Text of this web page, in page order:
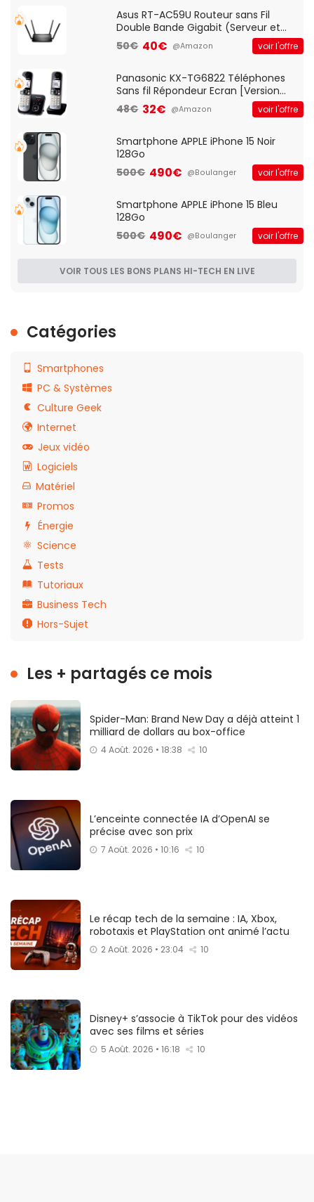
Asus RT-AC59U Routeur sans Fil
Double Bande Gigabit (Serveur et
Client VPN, Triple Vlan, Mode Point
d'accès et Bridge, contrôle Parental,
50€ 40€ @Amazon voir l'offre
Panasonic KX-TG6822 Téléphones
Sans fil Répondeur Ecran [Version
Française]
48€ 32€ @Amazon voir l'offre
Smartphone APPLE iPhone 15 Noir
128Go
500€ 490€ @Boulanger voir l'offre
Smartphone APPLE iPhone 15 Bleu
128Go
500€ 490€ @Boulanger voir l'offre
VOIR TOUS LES BONS PLANS HI-TECH EN LIVE
Catégories
Smartphones
PC & Systèmes
Culture Geek
Internet
Jeux vidéo
Logiciels
Matériel
Promos
Énergie
Science
Tests
Tutoriaux
Business Tech
Hors-Sujet
Les + partagés ce mois
Spider-Man: Brand New Day a déjà atteint 1
milliard de dollars au box-office
4 Août. 2026 • 18:38 10
L’enceinte connectée IA d’OpenAI se
précise avec son prix
7 Août. 2026 • 10:16 10
Le récap tech de la semaine : IA, Xbox,
robotaxis et PlayStation ont animé l’actu
2 Août. 2026 • 23:04 10
Disney+ s’associe à TikTok pour des vidéos
avec ses films et séries
5 Août. 2026 • 16:18 10